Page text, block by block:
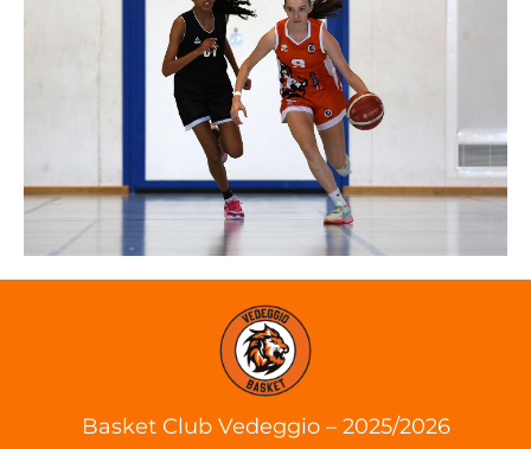
Basket Club Vedeggio – 2025/2026